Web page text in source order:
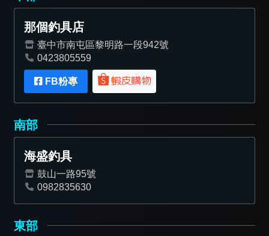
那個釣具店
臺中市南屯區黎明路一段942號
0423805559
FB粉專
南部
海盛釣具
鼓山一路95號
0982835630
東部